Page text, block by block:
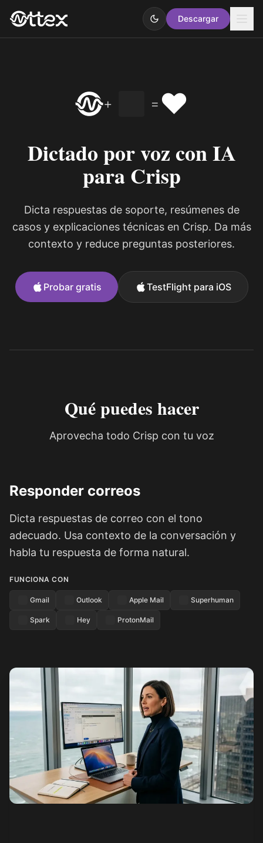
Descargar
+ = ❤️
Dictado por voz con IA
para Crisp
Dicta respuestas de soporte, resúmenes de
casos y explicaciones técnicas en Crisp. Da más
contexto y reduce preguntas posteriores.
Probar gratis TestFlight para iOS
Qué puedes hacer
Aprovecha todo Crisp con tu voz
Responder correos
Dicta respuestas de correo con el tono
adecuado. Usa contexto de la conversación y
habla tu respuesta de forma natural.
FUNCIONA CON
Gmail Outlook Apple Mail Superhuman
Spark Hey ProtonMail